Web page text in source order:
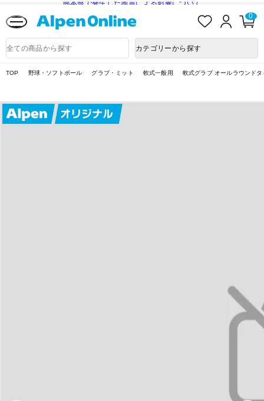
熊本県で発生した地震による影響について
入
ロ
ン
0
品
検
カテゴリーから探す
TOP 野球・ソフトボール グラブ・ミット 軟式一般用 軟式グラブ オールラウンド